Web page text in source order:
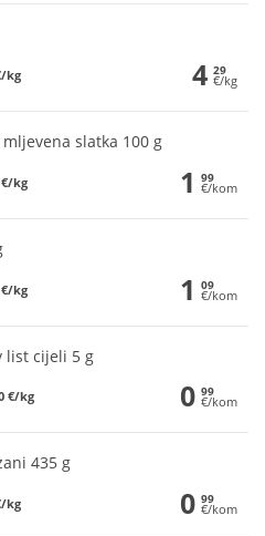
kg 4 29
€/kg
slatka 100 g
€/kg 1 99
€/kom
€/kg 1 09
€/kom
list cijeli 5 g
€/kg 0 99
€/kom
435 g
kg 0 99
€/kom